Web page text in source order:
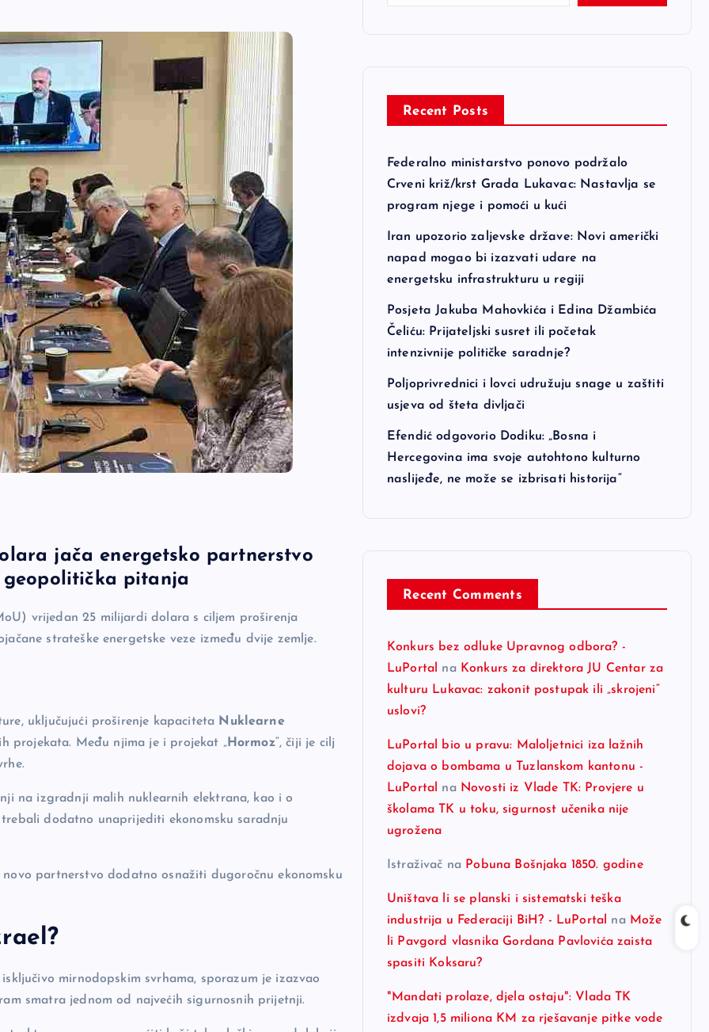
jača energetsko partnerstvo
geopolitička pitanja
vrijedan 25 milijardi dolara s ciljem proširenja
strateške energetske veze između dvije zemlje.
uključujući proširenje kapaciteta Nuklearne
projekata. Među njima je i projekat „Hormoz“, čiji je cilj
na izgradnji malih nuklearnih elektrana, kao i o
dodatno unaprijediti ekonomsku saradnju
novo partnerstvo dodatno osnažiti dugoročnu ekonomsku
mirnodopskim svrhama, sporazum je izazvao
smatra jednom od najvećih sigurnosnih prijetnji.
Recent Posts
Federalno ministarstvo ponovo podržalo
Crveni križ/krst Grada Lukavac: Nastavlja se
program njege i pomoći u kući
Iran upozorio zaljevske države: Novi američki
napad mogao bi izazvati udare na
energetsku infrastrukturu u regiji
Posjeta Jakuba Mahovkića i Edina Džambića
Čeliću: Prijateljski susret ili početak
intenzivnije političke saradnje?
Poljoprivrednici i lovci udružuju snage u zaštiti
usjeva od šteta divljači
Efendić odgovorio Dodiku: „Bosna i
Hercegovina ima svoje autohtono kulturno
naslijeđe, ne može se izbrisati historija“
Recent Comments
Konkurs bez odluke Upravnog odbora? -
LuPortal
na Konkurs za direktora JU Centar za
kulturu Lukavac: zakonit postupak ili „skrojeni“
uslovi?
LuPortal bio u pravu: Maloljetnici iza lažnih
dojava o bombama u Tuzlanskom kantonu -
LuPortal
na Novosti iz Vlade TK: Provjere u
školama TK u toku, sigurnost učenika nije
ugrožena
Istraživač na Pobuna Bošnjaka 1850. godine
Uništava li se planski i sistematski teška
industrija u Federaciji BiH? - LuPortal
na Može
li Pavgord vlasnika Gordana Pavlovića zaista
spasiti Koksaru?
"Mandati prolaze, djela ostaju": Vlada TK
izdvaja 1,5 miliona KM za rješavanje pitke vode